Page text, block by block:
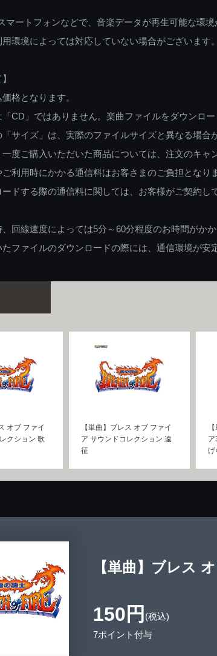
ートフォンなどで、音楽データが再生可能な環
環境によっては対応していない場合がございます。
格となります。
「CD」ではありません。楽曲ファイルをダウンロ
「サイズ」は、実際のファイルサイズと異なる場合
一度ご購入いただいた商品については、注文のキャ
ご利用時にかかる通信料はお客さまのご負担となり
ードする際の通信料に関しては、お客様がご契約
、回線速度によっては5分～60分程度のお時間がか
ファイルのダウンロードの際には、通信環境が安
オブ ファイ
クション 歌
【単曲】ブレス オブ ファイ
ア サウンドコレクション 遠
征
ア
げ
【単曲】ブレス
150円 (税込)
7ポイント付与